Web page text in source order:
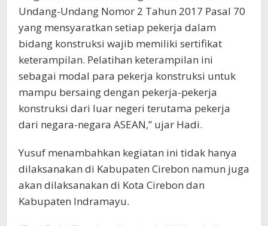
Undang-Undang Nomor 2 Tahun 2017 Pasal 70
yang mensyaratkan setiap pekerja dalam
bidang konstruksi wajib memiliki sertifikat
keterampilan. Pelatihan keterampilan ini
sebagai modal para pekerja konstruksi untuk
mampu bersaing dengan pekerja-pekerja
konstruksi dari luar negeri terutama pekerja
dari negara-negara ASEAN,” ujar Hadi.
Yusuf menambahkan kegiatan ini tidak hanya
dilaksanakan di Kabupaten Cirebon namun juga
akan dilaksanakan di Kota Cirebon dan
Kabupaten Indramayu.